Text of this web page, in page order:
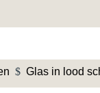
$ Glas in lood